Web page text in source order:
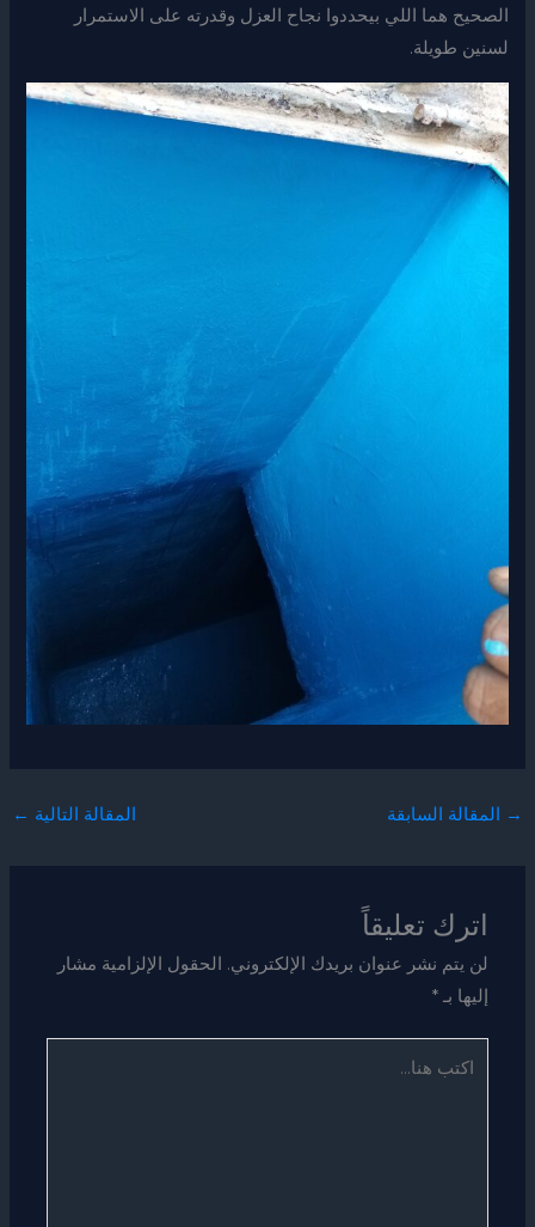
الصحيح هما اللي بيحددوا نجاح العزل وقدرته على الاستمرار
لسنين طويلة.
→ المقالة السابقة المقالة التالية ←
اترك تعليقاً
لن يتم نشر عنوان بريدك الإلكتروني. الحقول الإلزامية مشار
إليها بـ*